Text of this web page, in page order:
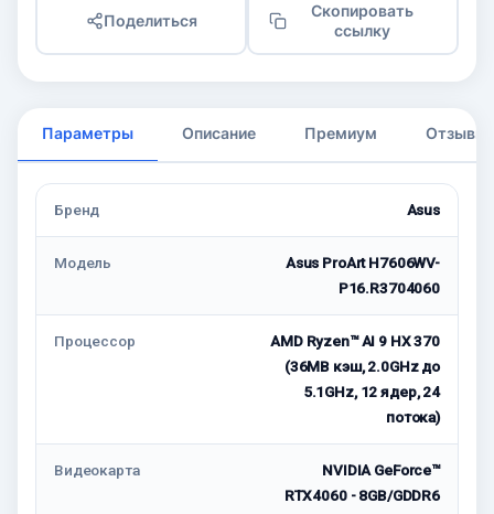
Поделиться
Скопировать
ссылку
Параметры Описание Премиум Отзывы
Бренд Asus
Модель
Asus ProArt H7606WV-
P16.R3704060
Процессор
AMD Ryzen™ AI 9 HX 370
(36MB кэш, 2.0GHz до
5.1GHz, 12 ядер, 24
потока)
Видеокарта
NVIDIA GeForce™
RTX4060 - 8GB/GDDR6